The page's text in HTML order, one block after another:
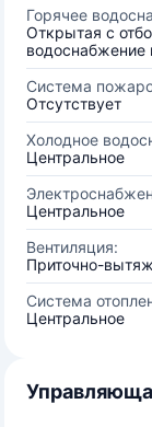
Горячее
Открытая с
водоснабжение
Система
Отсутствует
Холодное
Центральное
Центральное
Вентиляция:
Приточно-
Система
Центральное